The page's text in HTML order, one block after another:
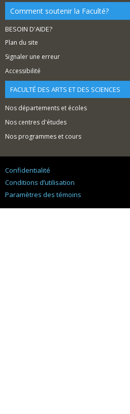
Comment soutenir la Faculté?
BESOIN D'AIDE?
Plan du site
Signaler une erreur
Accessibilité
FACULTÉ DES ARTS ET DES SCIENCES
Nos départements et écoles
Nos centres d'études
Nos programmes et cours
Confidentialité
Conditions d’utilisation
Paramètres des témoins